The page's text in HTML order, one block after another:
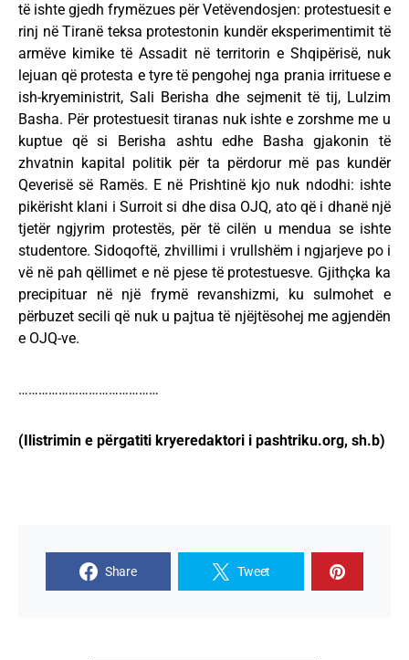
të ishte gjedh frymëzues për Vetëvendosjen: protestuesit e
rinj në Tiranë teksa protestonin kundër eksperimentimit të
armëve kimike të Assadit në territorin e Shqipërisë, nuk
lejuan që protesta e tyre të pengohej nga prania irrituese e
ish-kryeministrit, Sali Berisha dhe sejmenit të tij, Lulzim
Basha. Për protestuesit tiranas nuk ishte e zorshme me u
kuptue që si Berisha ashtu edhe Basha gjakonin të
zhvatnin kapital politik për ta përdorur më pas kundër
Qeverisë së Ramës. E në Prishtinë kjo nuk ndodhi: ishte
pikërisht klani i Surroit si dhe disa OJQ, ato që i dhanë një
tjetër ngjyrim protestës, për të cilën u mendua se ishte
studentore. Sidoqoftë, zhvillimi i vrullshëm i ngjarjeve po i
vë në pah qëllimet e në pjese të protestuesve. Gjithçka ka
precipituar në një frymë revanshizmi, ku sulmohet e
përbuzet secili që nuk u pajtua të njëjtësohej me agjendën
e OJQ-ve.
……………………………………
(Ilistrimin e përgatiti kryeredaktori i pashtriku.org, sh.b)
Share Tweet